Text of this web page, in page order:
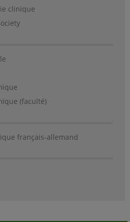
clinique
(faculté)
français-allemand